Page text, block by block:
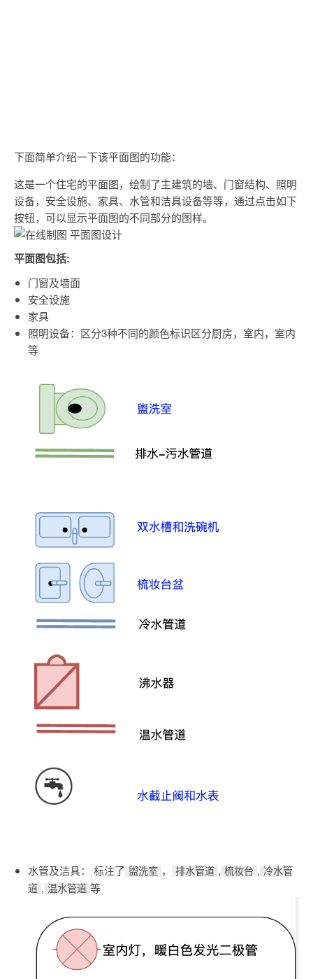
下面简单介绍一下该平面图的功能：
这是一个住宅的平面图，绘制了主建筑的墙、门窗结构、照明
设备，安全设施、家具、水管和洁具设备等等，通过点击如下
按钮，可以显示平面图的不同部分的图样。
平面图包括:
门窗及墙面
安全设施
家具
照明设备：区分3种不同的颜色标识区分厨房，室内，室内
等
水管及洁具： 标注了 盥洗室 ， 排水管道 , 梳妆台 , 冷水管
道 , 温水管道 等